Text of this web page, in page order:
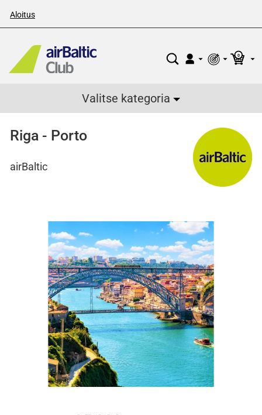
Aloitus
0
Valitse kategoria
Riga - Porto
airBaltic